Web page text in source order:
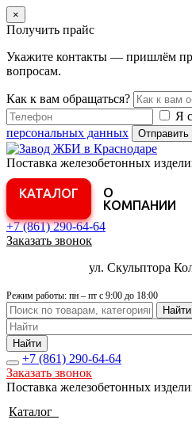
×
Получить прайс
Укажите контакты — пришлём
вопросам.
Как к вам обращаться?
Я
персональных данных
Отправить
Поставка железобетонных
КАТАЛОГ
О
КОМПАНИИ
+7 (861)290-64-64
Заказать звонок
ул. Скульптора
Режим работы: пн – пт с 9:00 до 18:00
Найти
Найти
+7 (861) 290-64-64
Заказать звонок
Поставка железобетонных
Каталог